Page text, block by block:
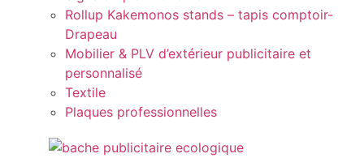
Rollup Kakemonos stands – tapis comptoir-
Drapeau
Mobilier & PLV d’extérieur publicitaire et
personnalisé
Textile
Plaques professionnelles